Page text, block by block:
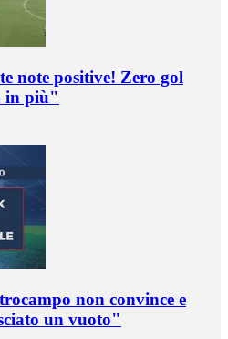
note positive! Zero gol
in più"
non convince e
un vuoto"